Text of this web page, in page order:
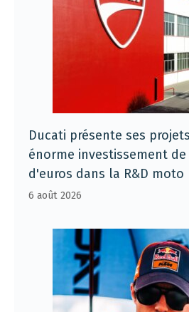
Ducati présente ses
énorme investissement de
d'euros dans la R&D moto
6 août 2026